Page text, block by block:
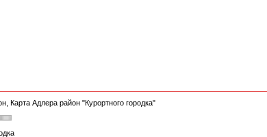
Карта Адлера район "Курортного городка"